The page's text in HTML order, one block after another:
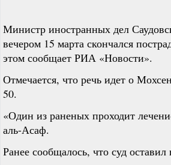
Министр иностранных дел
вечером 15 марта скончался
этом сообщает РИА «Новости».
Отмечается, что речь идет о
50.
«Один из раненых проходит
аль-Асаф.
Ранее сообщалось, что суд